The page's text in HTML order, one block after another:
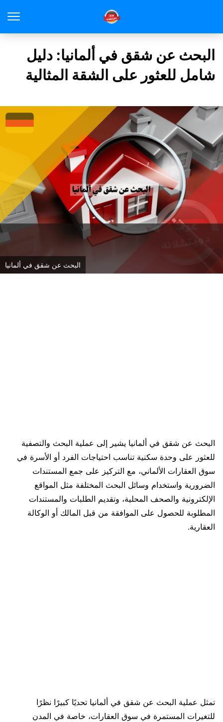
البحث عن شقق في ألمانيا: دليل
شامل للعثور على الشقة المثالية
البحث عن شقق في ألمانيا
البحث عن شقق في ألمانيا يشير إلى عملية البحث والتصفية
للعثور على وحدة سكنية تناسب احتياجات الفرد أو الأسرة في
سوق العقارات الألماني، مع التركيز على جمع المستندات
الضرورية واستخدام وسائل البحث المختلفة مثل المواقع
الإلكترونية والصحف المحلية، وتقديم الطلبات والمستندات
المطلوبة للحصول على الموافقة من قبل المالك أو الوكالة
العقارية.
تمثل عملية البحث عن شقق في ألمانيا تحديًا كبيرًا نظرًا
للتغيرات المستمرة في سوق العقارات، خاصة في المدن